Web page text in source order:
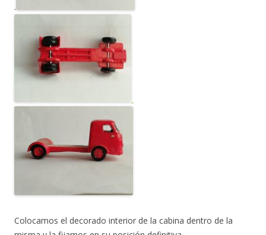
.
Colocamos el decorado interior de la cabina dentro de la